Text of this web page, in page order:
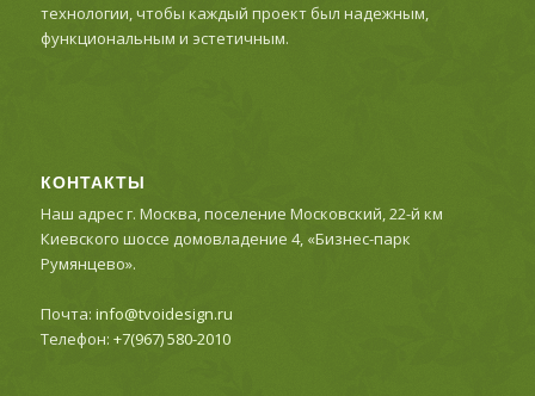
технологии, чтобы каждый проект был надежным,
функциональным и эстетичным.
КОНТАКТЫ
Наш адрес г. Москва, поселение Московский, 22-й км
Киевского шоссе домовладение 4, «Бизнес-парк
Румянцево».
Почта: info@tvoidesign.ru
Телефон: +7(967) 580-2010